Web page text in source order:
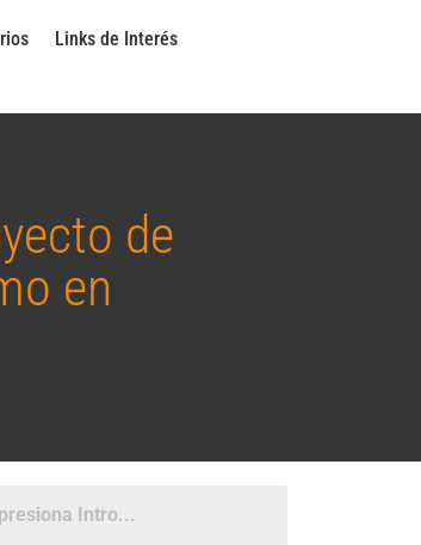
Links de Interés
de
en